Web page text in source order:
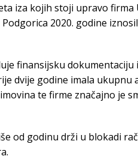
iza kojih stoji upravo firma
2020. godine
finansijsku dokumentaciju
dvije godine imala ukupnu
te firme značajno je
od godinu drži u blokadi